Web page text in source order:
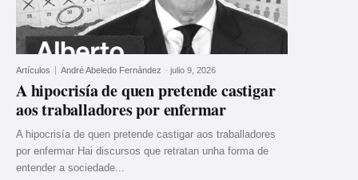
Artículos André Abeledo Fernández - julio 9, 2026
A hipocrisía de quen pretende castigar
aos traballadores por enfermar
A hipocrisía de quen pretende castigar aos traballadores
por enfermar Hai discursos que retratan unha forma de
entender a sociedade...